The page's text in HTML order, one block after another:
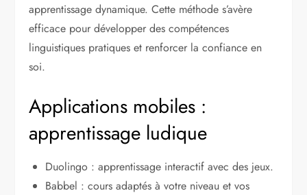
apprentissage dynamique. Cette méthode s’avère
efficace pour développer des compétences
linguistiques pratiques et renforcer la confiance en
soi.
Applications mobiles :
apprentissage ludique
Duolingo : apprentissage interactif avec des jeux.
Babbel : cours adaptés à votre niveau et vos